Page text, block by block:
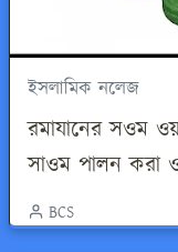
ইসলামিক নলেজ
রমাযানের সওম
সাওম পালন করা
BCS